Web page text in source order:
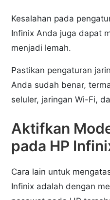
Kesalahan pada
Infinix Anda juga dapat
menjadi lemah.
Pastikan pengaturan
Anda sudah benar,
seluler, jaringan Wi-Fi,
Aktifkan
pada HP
Cara lain untuk
Infinix adalah dengan